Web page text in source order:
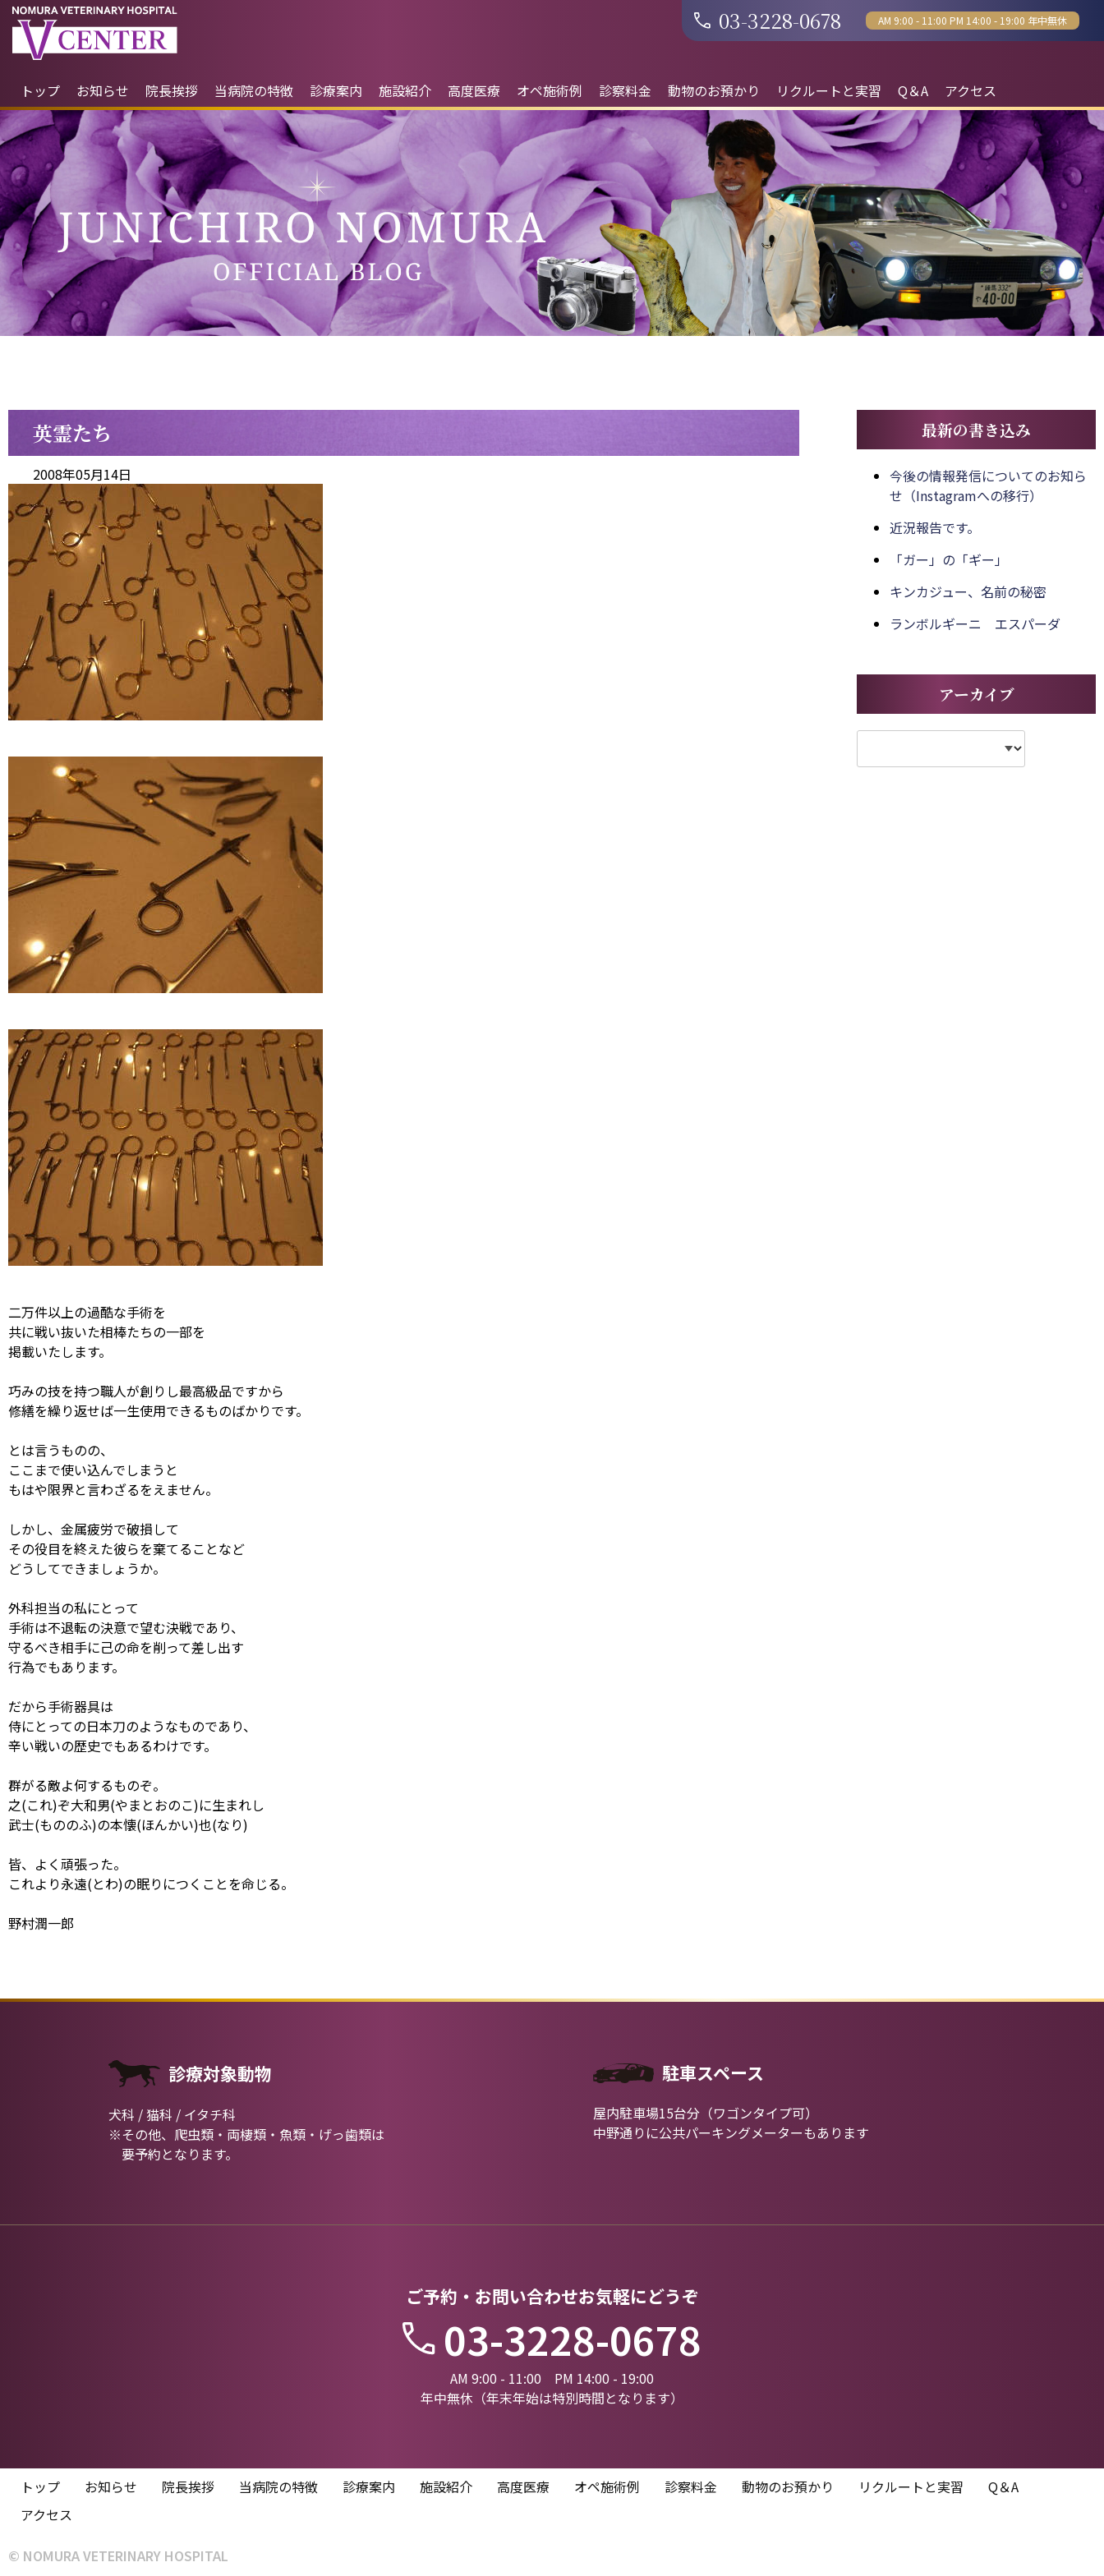
03-3228-0678 AM 9:00 - 11:00 PM 14:00 - 19:00 年中無休
トップ お知らせ 院長挨拶 当病院の特徴 診療案内 施設紹介 高度医療 オペ施術例 診察料金 動物のお預かり リクルートと実習 Q＆A アクセス
英霊たち
2008年05月14日
二万件以上の過酷な手術を
共に戦い抜いた相棒たちの一部を
掲載いたします。
巧みの技を持つ職人が創りし最高級品ですから
修繕を繰り返せば一生使用できるものばかりです。
とは言うものの、
ここまで使い込んでしまうと
もはや限界と言わざるをえません。
しかし、金属疲労で破損して
その役目を終えた彼らを棄てることなど
どうしてできましょうか。
外科担当の私にとって
手術は不退転の決意で望む決戦であり、
守るべき相手に己の命を削って差し出す
行為でもあります。
だから手術器具は
侍にとっての日本刀のようなものであり、
辛い戦いの歴史でもあるわけです。
群がる敵よ何するものぞ。
之(これ)ぞ大和男(やまとおのこ)に生まれし
武士(もののふ)の本懐(ほんかい)也(なり)
皆、よく頑張った。
これより永遠(とわ)の眠りにつくことを命じる。
野村潤一郎
最新の書き込み
今後の情報発信についてのお知ら
せ（Instagramへの移行）
近況報告です。
「ガー」の「ギー」
キンカジュー、名前の秘密
ランボルギーニ エスパーダ
アーカイブ
診療対象動物
犬科 / 猫科 / イタチ科
※その他、爬虫類・両棲類・魚類・げっ歯類は
要予約となります。
駐車スペース
屋内駐車場15台分（ワゴンタイプ可）
中野通りに公共パーキングメーターもあります
ご予約・お問い合わせお気軽にどうぞ
03-3228-0678
AM 9:00 - 11:00 PM 14:00 - 19:00
年中無休（年末年始は特別時間となります）
トップ お知らせ 院長挨拶 当病院の特徴 診療案内 施設紹介 高度医療 オペ施術例 診察料金 動物のお預かり リクルートと実習
Q＆A
アクセス
© NOMURA VETERINARY HOSPITAL